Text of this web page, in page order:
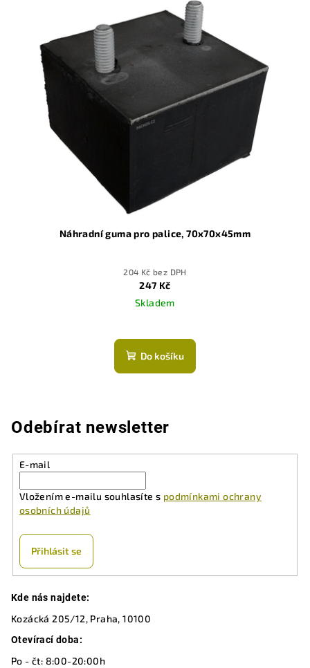
Náhradní guma pro palice, 70x70x45mm
204 Kč bez DPH
247 Kč
Skladem
hodnocení
produktu
hvězdiček.
Do košíku
Odebírat newsletter
E-mail
Vložením e-mailu souhlasíte s podmínkami ochrany
osobních údajů
Přihlásit se
Kde nás najdete:
Kozácká 205/12, Praha, 10100
Otevírací doba:
Po - čt: 8:00-20:00h